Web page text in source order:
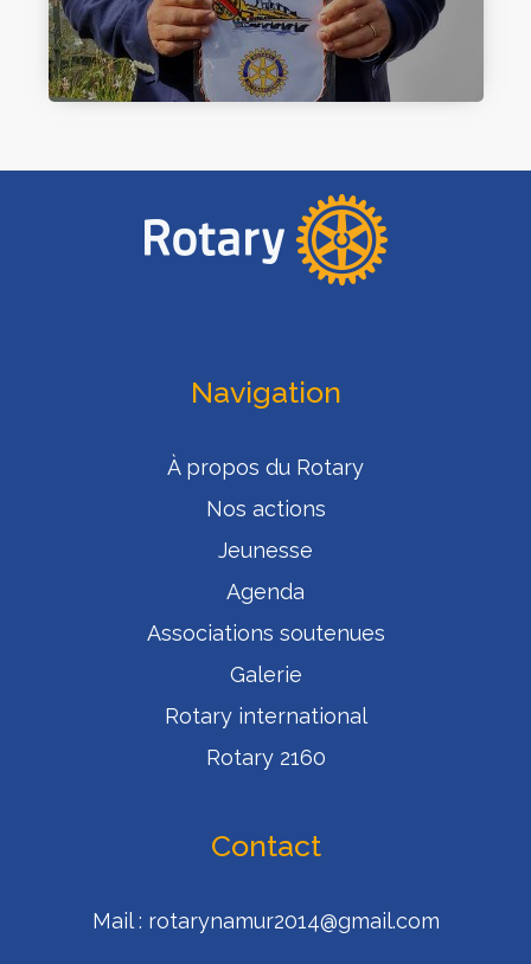
Navigation
À propos du Rotary
Nos actions
Jeunesse
Agenda
Associations soutenues
Galerie
Rotary international
Rotary 2160
Contact
Mail : rotarynamur2014@gmail.com